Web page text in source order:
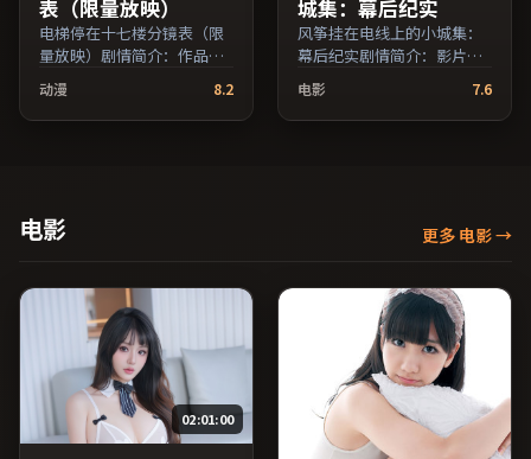
表（限量放映）
电梯停在十七楼分镜表（限
量放映）剧情简介：作品关
注边缘群体的日常抉择，影
像质感兼顾院线观感与流媒
体清晰度；由许鞍华执导，
映 / 2018年2月18日于日本地
区院线首映，网络平台同步
更佳细节。（国产影视资源
大全免费条目索引，支持片
名与演员交叉检索。）
动漫 8.2
城集：幕后纪实
风筝挂在电线上的小城集：
幕后纪实剧情简介：影片试
图追问「归属」与「告别」
的主题，人物关系在误会与
和解中演进；由魏斯·安德
国地区院线首映，网络平台
影人群。（国产影视资源大
全免费条目索引，支持片名
与演员交叉检索。）
电影 7.6
电影 更多 电影→
02:01:00